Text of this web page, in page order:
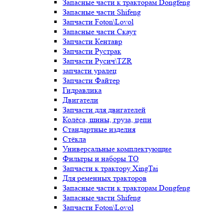
Запасные части к тракторам Dongfeng
Запасные части Shifeng
Запчасти Foton\Lovol
Запасные части Скаут
Запчасти Кентавр
Запчасти Рустрак
Запчасти Русич\TZR
запчасти уралец
Запчасти Файтер
Гидравлика
Двигатели
Запчасти для двигателей
Колёса, шины, груза, цепи
Стандартные изделия
Стёкла
Универсальные комплектующие
Фильтры и наборы ТО
Запчасти к трактору XingTai
Для ременных тракторов
Запасные части к тракторам Dongfeng
Запасные части Shifeng
Запчасти Foton\Lovol